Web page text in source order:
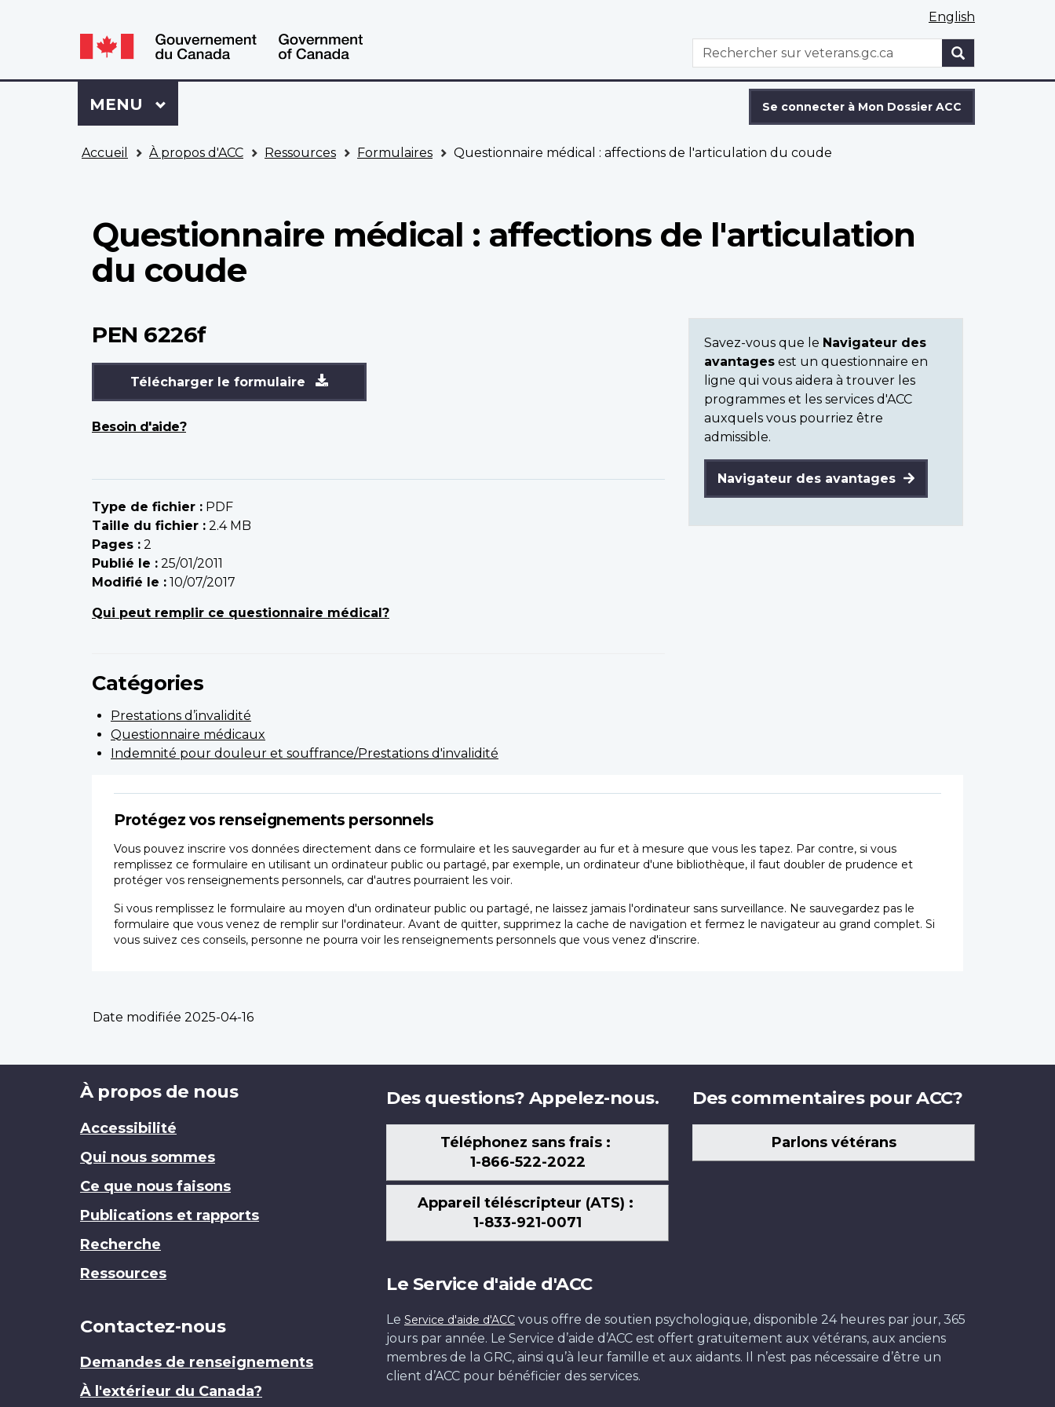
Language
switcher
Language
switcher
English
WxT
Search
Rechercher
Se
connecter
à
Dossier
Se connecter à Mon Dossier ACC
Menu
MENU PRINCIPAL
Accueil À propos d'ACC Ressources Formulaires Questionnaire médical : affections de l'articulation du coude
Questionnaire médical : affections de l'articulation
du coude
PEN 6226f
Télécharger le formulaire
Besoin d'aide?
Type de fichier : PDF
Taille du fichier : 2.4 MB
Pages : 2
Publié le : 25/01/2011
Modifié le : 10/07/2017
Qui peut remplir ce questionnaire médical?
Catégories
Prestations d’invalidité
Questionnaire médicaux
Indemnité pour douleur et souffrance/Prestations d'invalidité
Savez-vous que le Navigateur des
avantages est un questionnaire en
ligne qui vous aidera à trouver les
programmes et les services d'ACC
auxquels vous pourriez être
admissible.
Navigateur des avantages
Protégez vos renseignements personnels
Vous pouvez inscrire vos données directement dans ce formulaire et les sauvegarder au fur et à mesure que vous les tapez. Par contre, si vous
remplissez ce formulaire en utilisant un ordinateur public ou partagé, par exemple, un ordinateur d'une bibliothèque, il faut doubler de prudence et
protéger vos renseignements personnels, car d'autres pourraient les voir.
Si vous remplissez le formulaire au moyen d'un ordinateur public ou partagé, ne laissez jamais l'ordinateur sans surveillance. Ne sauvegardez pas le
formulaire que vous venez de remplir sur l'ordinateur. Avant de quitter, supprimez la cache de navigation et fermez le navigateur au grand complet. Si
vous suivez ces conseils, personne ne pourra voir les renseignements personnels que vous venez d'inscrire.
Date modifiée 2025-04-16
Brand
À propos de nous
Accessibilité
Qui nous sommes
Ce que nous faisons
Publications et rapports
Recherche
Ressources
Contactez-nous
Demandes de renseignements
À l'extérieur du Canada?
Des questions? Appelez-nous.
Téléphonez sans frais :
1-866-522-2022
Appareil téléscripteur (ATS) :
1-833-921-0071
Des commentaires pour ACC?
Parlons vétérans
Le Service d'aide d'ACC
Le Service d'aide d'ACC vous offre de soutien psychologique, disponible 24 heures par jour, 365
jours par année. Le Service d’aide d’ACC est offert gratuitement aux vétérans, aux anciens
membres de la GRC, ainsi qu’à leur famille et aux aidants. Il n’est pas nécessaire d’être un
client d’ACC pour bénéficier des services.